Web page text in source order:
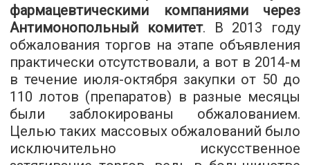
фармацевтическими компаниями через
Антимонопольный комитет. В 2013 году
обжалования торгов на этапе объявления
практически отсутствовали, а вот в 2014-м
в течение июля-октября закупки от 50 до
110 лотов (препаратов) в разные месяцы
были заблокированы обжалованием.
Целью таких массовых обжалований было
исключительно искусственное